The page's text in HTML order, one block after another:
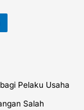
Pelaku Usaha
Salah